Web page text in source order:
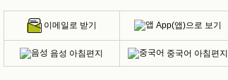
이메일로 받기 App(앱)으로 보기
음성 아침편지 중국어 아침편지